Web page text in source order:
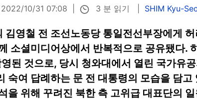
2022/10/31 07:08
3 분 읽기 SHIM Kyu-
김영철 전 조선노동당 통일전선부장에게
소셜미디어상에서 반복적으로 공유됐다.
된 것으로, 당시 청와대에서 열린 국가유
숙여 답례하는 문 전 대통령의 모습을 담
을 위해 꾸려진 북한 측 고위급 대표단의